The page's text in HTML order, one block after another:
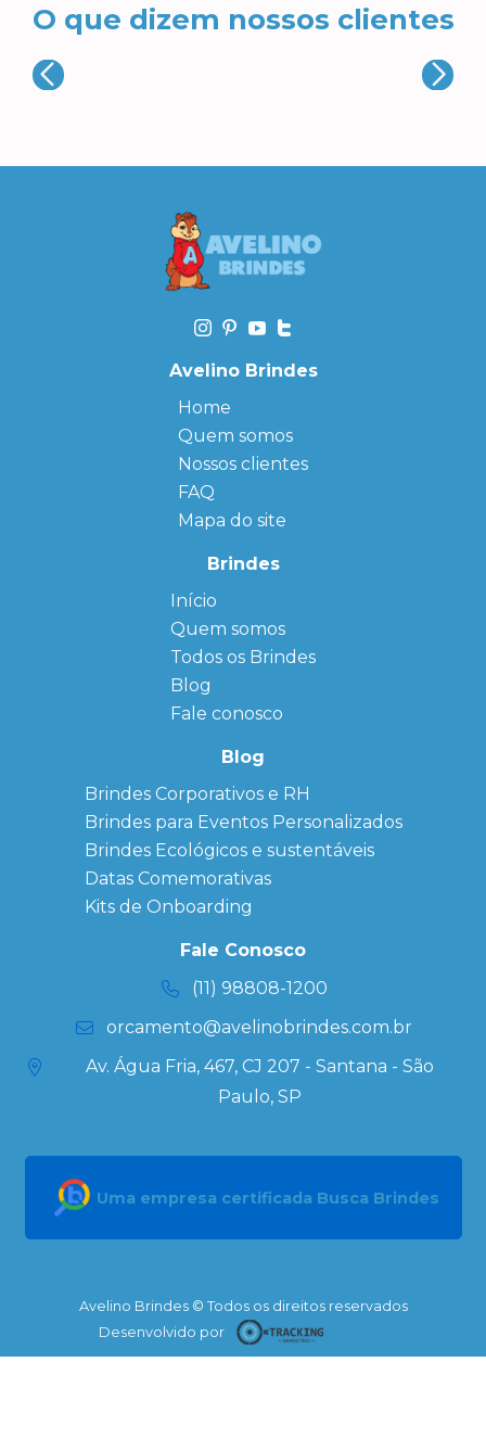
O que dizem nossos clientes
Avelino Brindes
Home
Quem somos
Nossos clientes
FAQ
Mapa do site
Brindes
Início
Quem somos
← Back
FAQ
Sitemap
Todos os Brindes
← Back
Agendas
Personalizadas
Personalizado
personalizados
Brindes
Corporativos
Copos Térmicos
Personalizados
Datas Especiais
Ecobag
Personalizada
Kits
Blog
Fale conosco
Blog
Brindes Corporativos e RH
Brindes para Eventos Personalizados
Brindes Ecológicos e sustentáveis
Datas Comemorativas
Kits de Onboarding
Fale Conosco
(11) 98808-1200
orcamento@avelinobrindes.com.br
Av. Água Fria, 467, CJ 207 - Santana - São
Paulo, SP
Uma empresa certificada Busca Brindes
Avelino Brindes © Todos os direitos reservados
Desenvolvido por